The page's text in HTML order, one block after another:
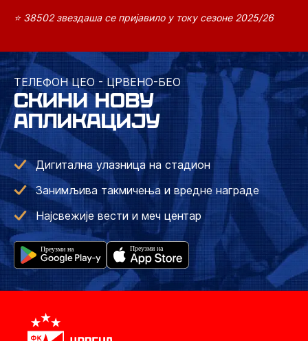
⭐ 38502 звездаша се пријавило у току сезоне 2025/26
ТЕЛЕФОН ЦЕО - ЦРВЕНО-БЕО
СКИНИ НОВУ
АПЛИКАЦИЈУ
Дигитална улазница на стадион
Занимљива такмичења и вредне награде
Најсвежије вести и меч центар